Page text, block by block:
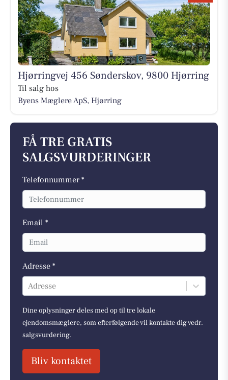
Hjørringvej 456 Sønderskov, 9800 Hjørring
Til salg hos
Byens Mæglere ApS, Hjørring
FÅ TRE GRATIS
SALGSVURDERINGER
Telefonnummer *
Email *
Adresse *
Adresse
Dine oplysninger deles med op til tre lokale
ejendomsmæglere, som efterfølgende vil kontakte dig vedr.
salgsvurdering.
Bliv kontaktet